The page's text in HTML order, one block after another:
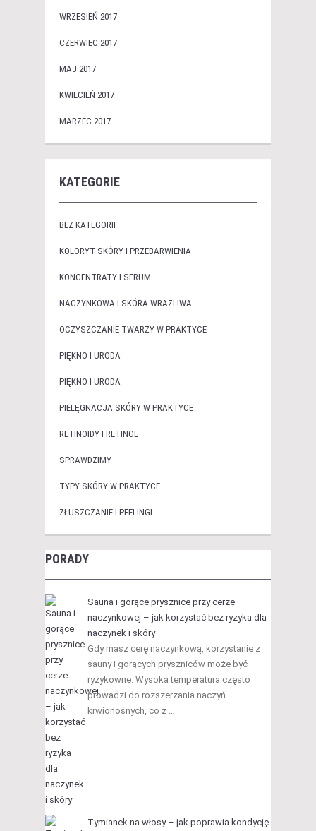
WRZESIEŃ 2017
CZERWIEC 2017
MAJ 2017
KWIECIEŃ 2017
MARZEC 2017
KATEGORIE
BEZ KATEGORII
KOLORYT SKÓRY I PRZEBARWIENIA
KONCENTRATY I SERUM
NACZYNKOWA I SKÓRA WRAŻLIWA
OCZYSZCZANIE TWARZY W PRAKTYCE
PIĘKNO I URODA
PIĘKNO I URODA
PIELĘGNACJA SKÓRY W PRAKTYCE
RETINOIDY I RETINOL
SPRAWDZIMY
TYPY SKÓRY W PRAKTYCE
ZŁUSZCZANIE I PEELINGI
PORADY
Sauna i gorące prysznice przy cerze
naczynkowej – jak korzystać bez ryzyka dla
naczynek i skóry
Gdy masz cerę naczynkową, korzystanie z
sauny i gorących pryszniców może być
ryzykowne. Wysoka temperatura często
prowadzi do rozszerzania naczyń
krwionośnych, co z …
Tymianek na włosy – jak poprawia kondycję